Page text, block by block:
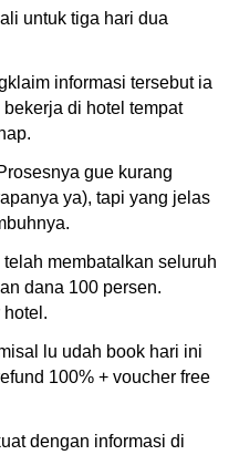
untuk tiga hari dua
informasi tersebut ia
di hotel tempat
gue kurang
ya), tapi yang jelas
membatalkan seluruh
dana 100 persen.
hotel.
lu udah book hari ini
100% + voucher free
dengan informasi di